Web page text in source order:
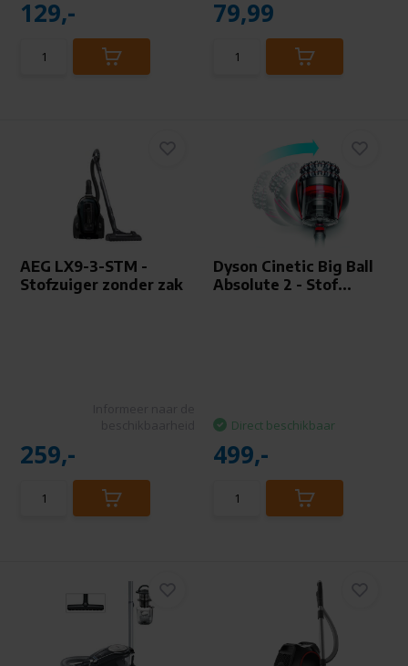
129,- 79,99
AEG LX9-3-STM -
Stofzuiger zonder zak
259,-
Dyson Cinetic Big Ball
Absolute 2 - Stof...
Direct beschikbaar
499,-